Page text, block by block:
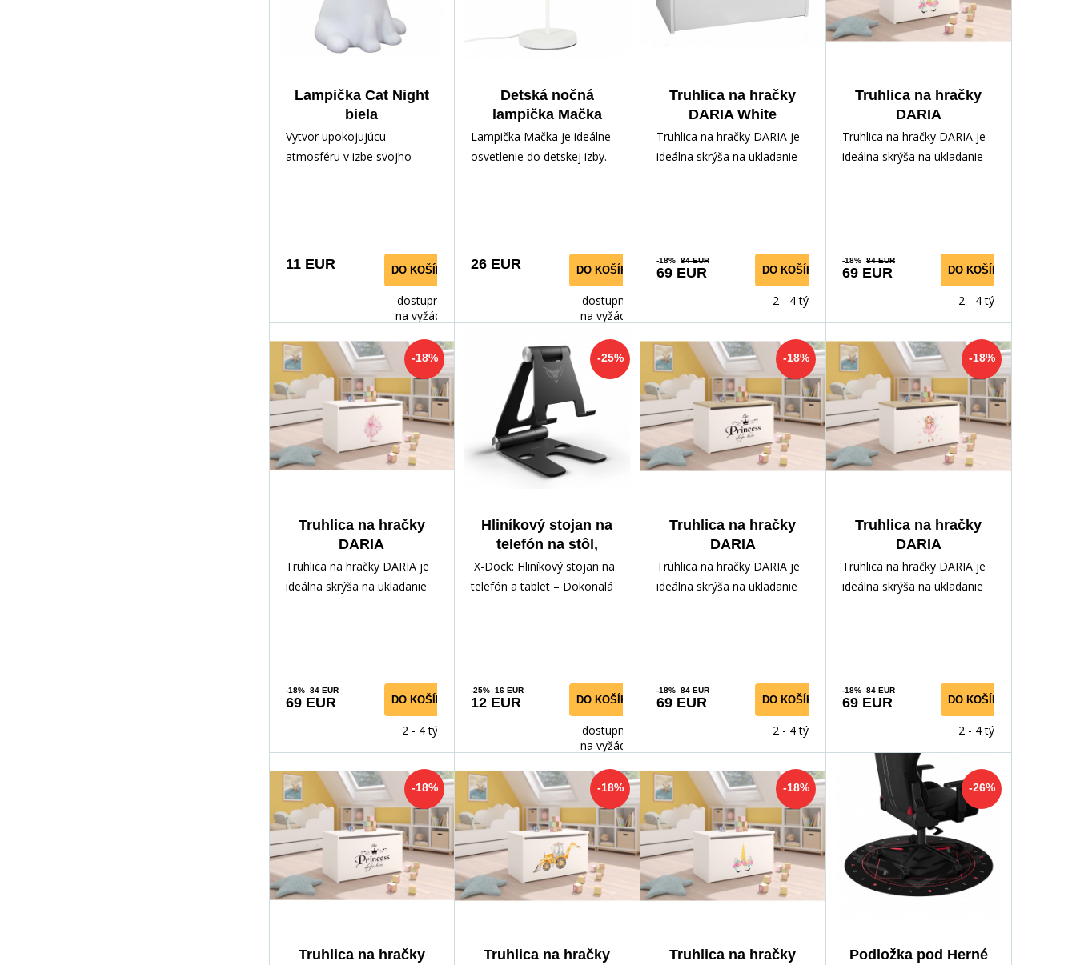
Lampička Cat Night
biela
Vytvor upokojujúcu
atmosféru v izbe svojho
11 EUR DO KOŠÍKA
dostupnost
na vyžádání
Detská nočná
lampička Mačka
ružová
Lampička Mačka je ideálne
osvetlenie do detskej izby.
26 EUR DO KOŠÍKA
dostupnost
na vyžádání
Truhlica na hračky
DARIA White
Truhlica na hračky DARIA je
ideálna skrýša na ukladanie
-18% 84 EUR
69 EUR DO KOŠÍKA
2 - 4 týdny
Truhlica na hračky
DARIA
White+Sonoma
Truhlica na hračky DARIA je
ideálna skrýša na ukladanie
-18% 84 EUR
69 EUR DO KOŠÍKA
2 - 4 týdny
-18%
Truhlica na hračky
DARIA
White+Ballerina
Truhlica na hračky DARIA je
ideálna skrýša na ukladanie
-18% 84 EUR
69 EUR DO KOŠÍKA
2 - 4 týdny
-25%
Hliníkový stojan na
telefón na stôl,
podstavec pod tablet
X-Dock
X-Dock: Hliníkový stojan na
telefón a tablet – Dokonalá
-25% 16 EUR
12 EUR DO KOŠÍKA
dostupnost
na vyžádání
-18%
Truhlica na hračky
DARIA
White+Sonoma
Truhlica na hračky DARIA je
ideálna skrýša na ukladanie
-18% 84 EUR
69 EUR DO KOŠÍKA
2 - 4 týdny
-18%
Truhlica na hračky
DARIA
White+Sonoma
Truhlica na hračky DARIA je
ideálna skrýša na ukladanie
-18% 84 EUR
69 EUR DO KOŠÍKA
2 - 4 týdny
-18%
Truhlica na hračky
-18%
Truhlica na hračky
-18%
Truhlica na hračky
-26%
Podložka pod Herné